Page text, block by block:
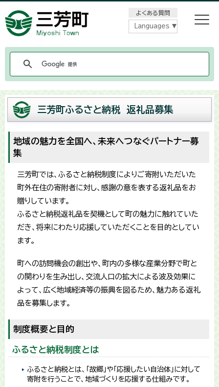
よくある質問
Languages
三芳町ふるさと納税 返礼品募集
地域の魅力を全国へ、未来へつなぐパートナー募
集
三芳町では、ふるさと納税制度によりご寄附いただいた
町外在住の寄附者に対し、感謝の意を表する返礼品をお
贈りしています。
ふるさと納税返礼品を契機として町の魅力に触れていた
だき、将来にわたり応援していただくことを目的としてい
ます。
町への訪問機会の創出や、町内の多様な産業分野で町と
の関わりを生み出し、交流人口の拡大による波及効果に
よって、広く地域経済等の振興を図るため、魅力ある返礼
品を募集します。
制度概要と目的
ふるさと納税制度とは
ふるさと納税とは、「故郷」や「応援したい自治体」に対して
寄附を行うことで、地域づくりを応援する仕組みです。